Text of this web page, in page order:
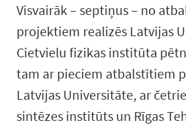
Visvairāk – septiņus – no
projektiem realizēs Latvijas
Cietvielu fizikas institūta
tam ar pieciem atbalstītiem
Latvijas Universitāte, ar
sintēzes institūts un Rīgas